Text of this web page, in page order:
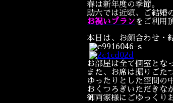
春は新年度の季節。
助六では近頃、ご結婚
お祝いプラン をご利用
本日は、お顔合わせ・
お部屋は全て個室とな
また、お席は掘りごた
ゆったりとした空間の
おくつろぎいただきな
御両家様にごゆっくり